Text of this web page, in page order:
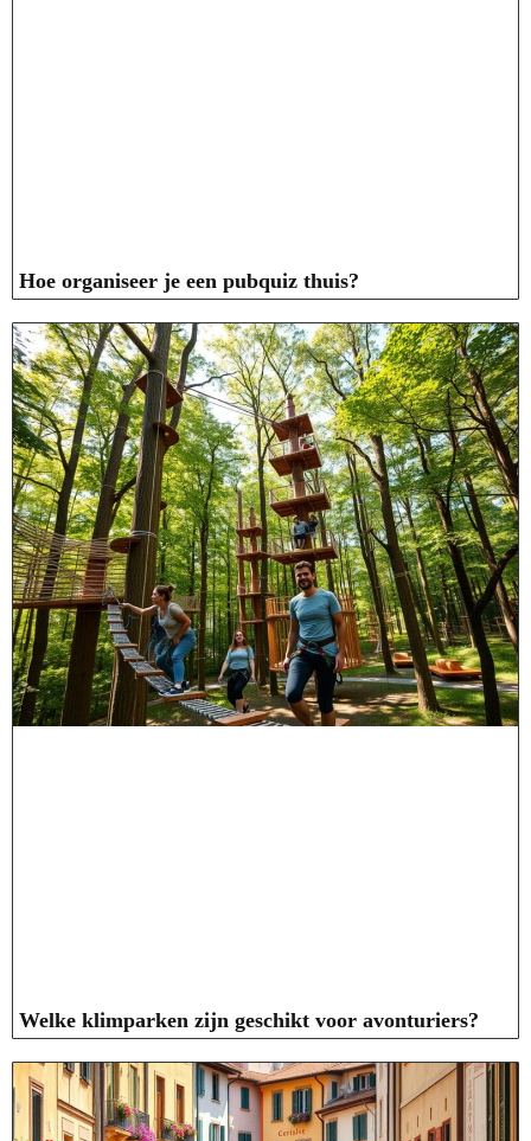
Hoe organiseer je een pubquiz thuis?
Welke klimparken zijn geschikt voor avonturiers?